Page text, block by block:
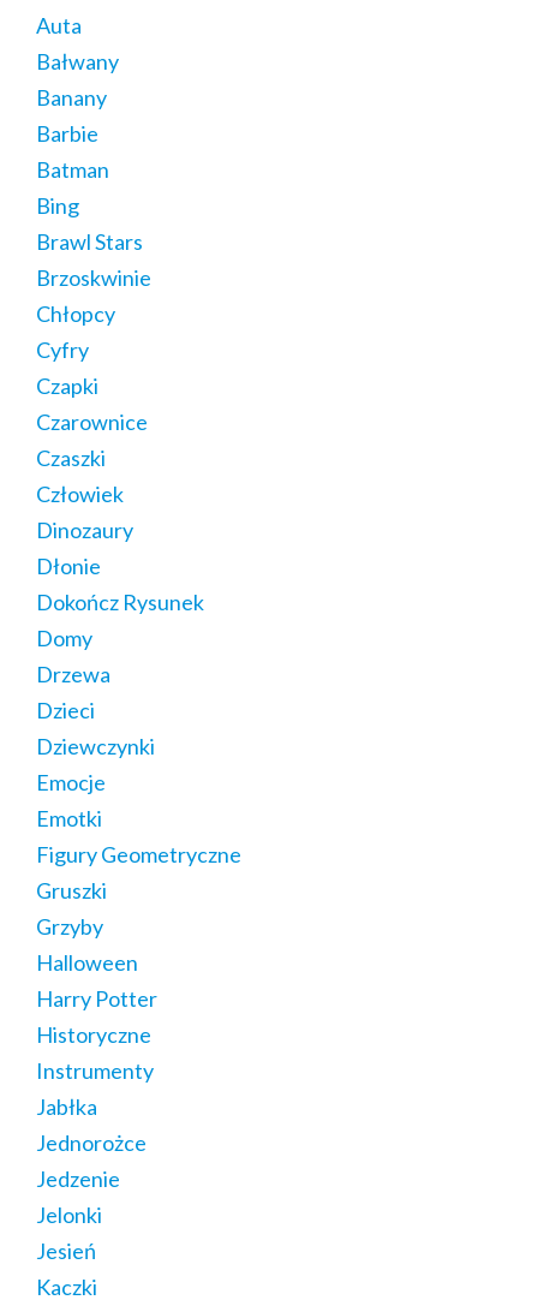
Auta
Bałwany
Banany
Barbie
Batman
Bing
Brawl Stars
Brzoskwinie
Chłopcy
Cyfry
Czapki
Czarownice
Czaszki
Człowiek
Dinozaury
Dłonie
Dokończ Rysunek
Domy
Drzewa
Dzieci
Dziewczynki
Emocje
Emotki
Figury Geometryczne
Gruszki
Grzyby
Halloween
Harry Potter
Historyczne
Instrumenty
Jabłka
Jednorożce
Jedzenie
Jelonki
Jesień
Kaczki